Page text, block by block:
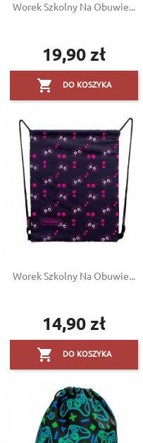
Worek Szkolny Na Obuwie...
Cena
19,90 zł
 DO KOSZYKA
Worek Szkolny Na Obuwie...
Cena
14,90 zł
 DO KOSZYKA